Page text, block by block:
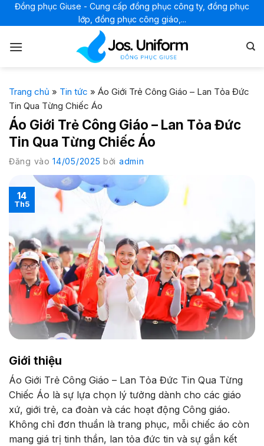
dung
Đồng phục Giuse - Cung cấp đồng phục công ty, đồng phục
lớp, đồng phục công giáo,...
Trang chủ » Tin tức » Áo Giới Trẻ Công Giáo – Lan Tỏa Đức
Tin Qua Từng Chiếc Áo
Áo Giới Trẻ Công Giáo – Lan Tỏa Đức
Tin Qua Từng Chiếc Áo
Đăng vào14/05/2025 bởi admin
14
Th5
Giới thiệu
Áo Giới Trẻ Công Giáo – Lan Tỏa Đức Tin Qua Từng
Chiếc Áo là sự lựa chọn lý tưởng dành cho các giáo
xứ, giới trẻ, ca đoàn và các hoạt động Công giáo.
Không chỉ đơn thuần là trang phục, mỗi chiếc áo còn
mang giá trị tinh thần, lan tỏa đức tin và sự gắn kết